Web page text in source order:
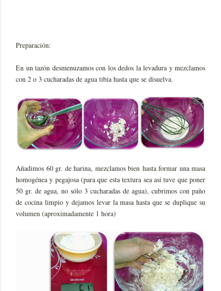
Preparación:
En un tazón desmenuzamos con los dedos la levadura y mezclamos
con 2 o 3 cucharadas de agua tibia hasta que se disuelva.
Añadimos 60 gr. de harina, mezclamos bien hasta formar una masa
homogénea y pegajosa (para que esta textura sea así tuve que poner
50 gr. de agua, no sólo 3 cucharadas de agua), cubrimos con paño
de cocina limpio y dejamos levar la masa hasta que se duplique su
volumen (aproximadamente 1 hora)